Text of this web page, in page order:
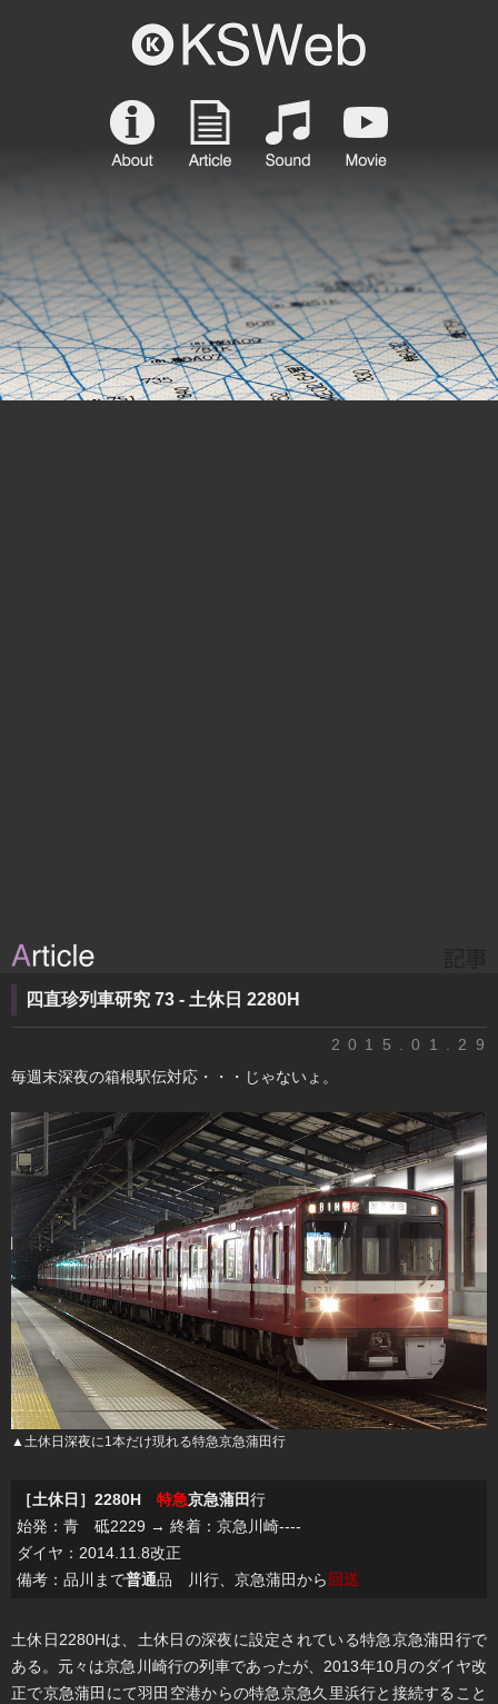
四直珍列車研究 73 - 土休日 2280H
2015.01.29
毎週末深夜の箱根駅伝対応・・・じゃないょ。
▲土休日深夜に1本だけ現れる特急京急蒲田行
［土休日］2280H 特急京急蒲田行
始発：青 砥2229 → 終着：京急川崎----
ダイヤ：2014.11.8改正
備考：品川まで普通品 川行、京急蒲田から 回送
土休日2280Hは、土休日の深夜に設定されている特急京急蒲田行で
ある。元々は京急川崎行の列車であったが、2013年10月のダイヤ改
正で京急蒲田にて羽田空港からの特急京急久里浜行と接続すること